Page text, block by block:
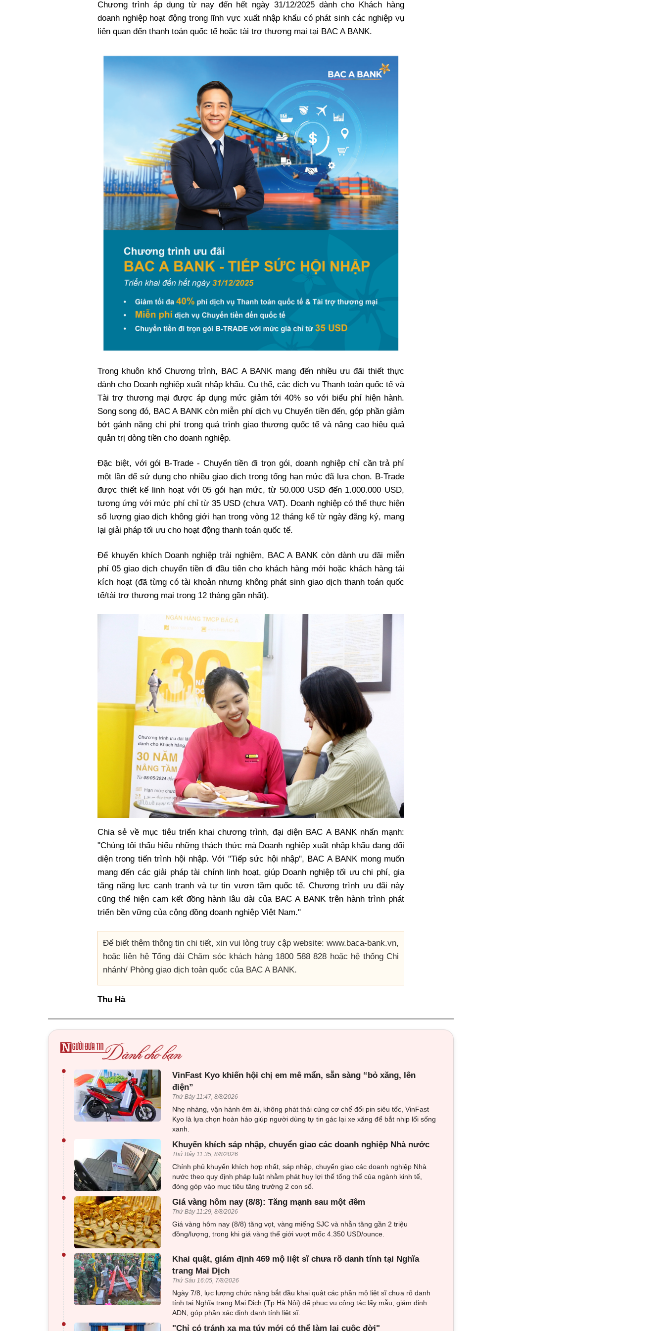
Xi nhan Trái Phải
Bạn đọc viết
Chương trình áp dụng từ nay đến hết ngày 31/12/2025 dành cho Khách hàng
doanh nghiệp hoạt động trong lĩnh vực xuất nhập khẩu có phát sinh các nghiệp vụ
liên quan đến thanh toán quốc tế hoặc tài trợ thương mại tại BAC A BANK.
Trong khuôn khổ Chương trình, BAC A BANK mang đến nhiều ưu đãi thiết thực
dành cho Doanh nghiệp xuất nhập khẩu. Cụ thể, các dịch vụ Thanh toán quốc tế và
Tài trợ thương mại được áp dụng mức giảm tới 40% so với biểu phí hiện hành.
Song song đó, BAC A BANK còn miễn phí dịch vụ Chuyển tiền đến, góp phần giảm
bớt gánh nặng chi phí trong quá trình giao thương quốc tế và nâng cao hiệu quả
quản trị dòng tiền cho doanh nghiệp.
Đặc biệt, với gói B-Trade - Chuyển tiền đi trọn gói, doanh nghiệp chỉ cần trả phí
một lần để sử dụng cho nhiều giao dịch trong tổng hạn mức đã lựa chọn. B-Trade
được thiết kế linh hoạt với 05 gói hạn mức, từ 50.000 USD đến 1.000.000 USD,
tương ứng với mức phí chỉ từ 35 USD (chưa VAT). Doanh nghiệp có thể thực hiện
số lượng giao dịch không giới hạn trong vòng 12 tháng kể từ ngày đăng ký, mang
lại giải pháp tối ưu cho hoạt động thanh toán quốc tế.
Để khuyến khích Doanh nghiệp trải nghiệm, BAC A BANK còn dành ưu đãi miễn
phí 05 giao dịch chuyển tiền đi đầu tiên cho khách hàng mới hoặc khách hàng tái
kích hoạt (đã từng có tài khoản nhưng không phát sinh giao dịch thanh toán quốc
tế/tài trợ thương mại trong 12 tháng gần nhất).
Chia sẻ về mục tiêu triển khai chương trình, đại diện BAC A BANK nhấn mạnh:
"Chúng tôi thấu hiểu những thách thức mà Doanh nghiệp xuất nhập khẩu đang đối
diện trong tiến trình hội nhập. Với "Tiếp sức hội nhập", BAC A BANK mong muốn
mang đến các giải pháp tài chính linh hoạt, giúp Doanh nghiệp tối ưu chi phí, gia
tăng năng lực cạnh tranh và tự tin vươn tầm quốc tế. Chương trình ưu đãi này
cũng thể hiện cam kết đồng hành lâu dài của BAC A BANK trên hành trình phát
triển bền vững của cộng đồng doanh nghiệp Việt Nam."
Để biết thêm thông tin chi tiết, xin vui lòng truy cập website: www.baca-bank.vn,
hoặc liên hệ Tổng đài Chăm sóc khách hàng 1800 588 828 hoặc hệ thống Chi
nhánh/ Phòng giao dịch toàn quốc của BAC A BANK.
Thu Hà
•
VinFast Kyo khiến hội chị em mê mẩn, sẵn sàng “bỏ xăng, lên
điện”
Thứ Bảy 11:47, 8/8/2026
Nhẹ nhàng, vận hành êm ái, không phát thải cùng cơ chế đổi pin siêu tốc, VinFast
Kyo là lựa chọn hoàn hảo giúp người dùng tự tin gác lại xe xăng để bắt nhịp lối sống
xanh.
• Khuyến khích sáp nhập, chuyển giao các doanh nghiệp Nhà nước
Thứ Bảy 11:35, 8/8/2026
Chính phủ khuyến khích hợp nhất, sáp nhập, chuyển giao các doanh nghiệp Nhà
nước theo quy định pháp luật nhằm phát huy lợi thế tổng thể của ngành kinh tế,
đóng góp vào mục tiêu tăng trưởng 2 con số.
• Giá vàng hôm nay (8/8): Tăng mạnh sau một đêm
Thứ Bảy 11:29, 8/8/2026
Giá vàng hôm nay (8/8) tăng vọt, vàng miếng SJC và nhẫn tăng gần 2 triệu
đồng/lượng, trong khi giá vàng thế giới vượt mốc 4.350 USD/ounce.
•
Khai quật, giám định 469 mộ liệt sĩ chưa rõ danh tính tại Nghĩa
trang Mai Dịch
Thứ Sáu 16:05, 7/8/2026
Ngày 7/8, lực lượng chức năng bắt đầu khai quật các phần mộ liệt sĩ chưa rõ danh
tính tại Nghĩa trang Mai Dịch (Tp.Hà Nội) để phục vụ công tác lấy mẫu, giám định
ADN, góp phần xác định danh tính liệt sĩ.
• "Chỉ có tránh xa ma túy mới có thể làm lại cuộc đời"